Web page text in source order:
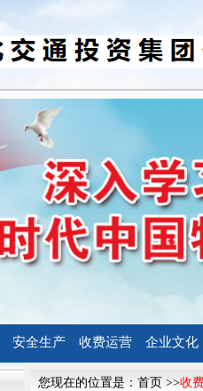
安全生产 收费运营 企业文化
您现在的位置是： 首页 >>收